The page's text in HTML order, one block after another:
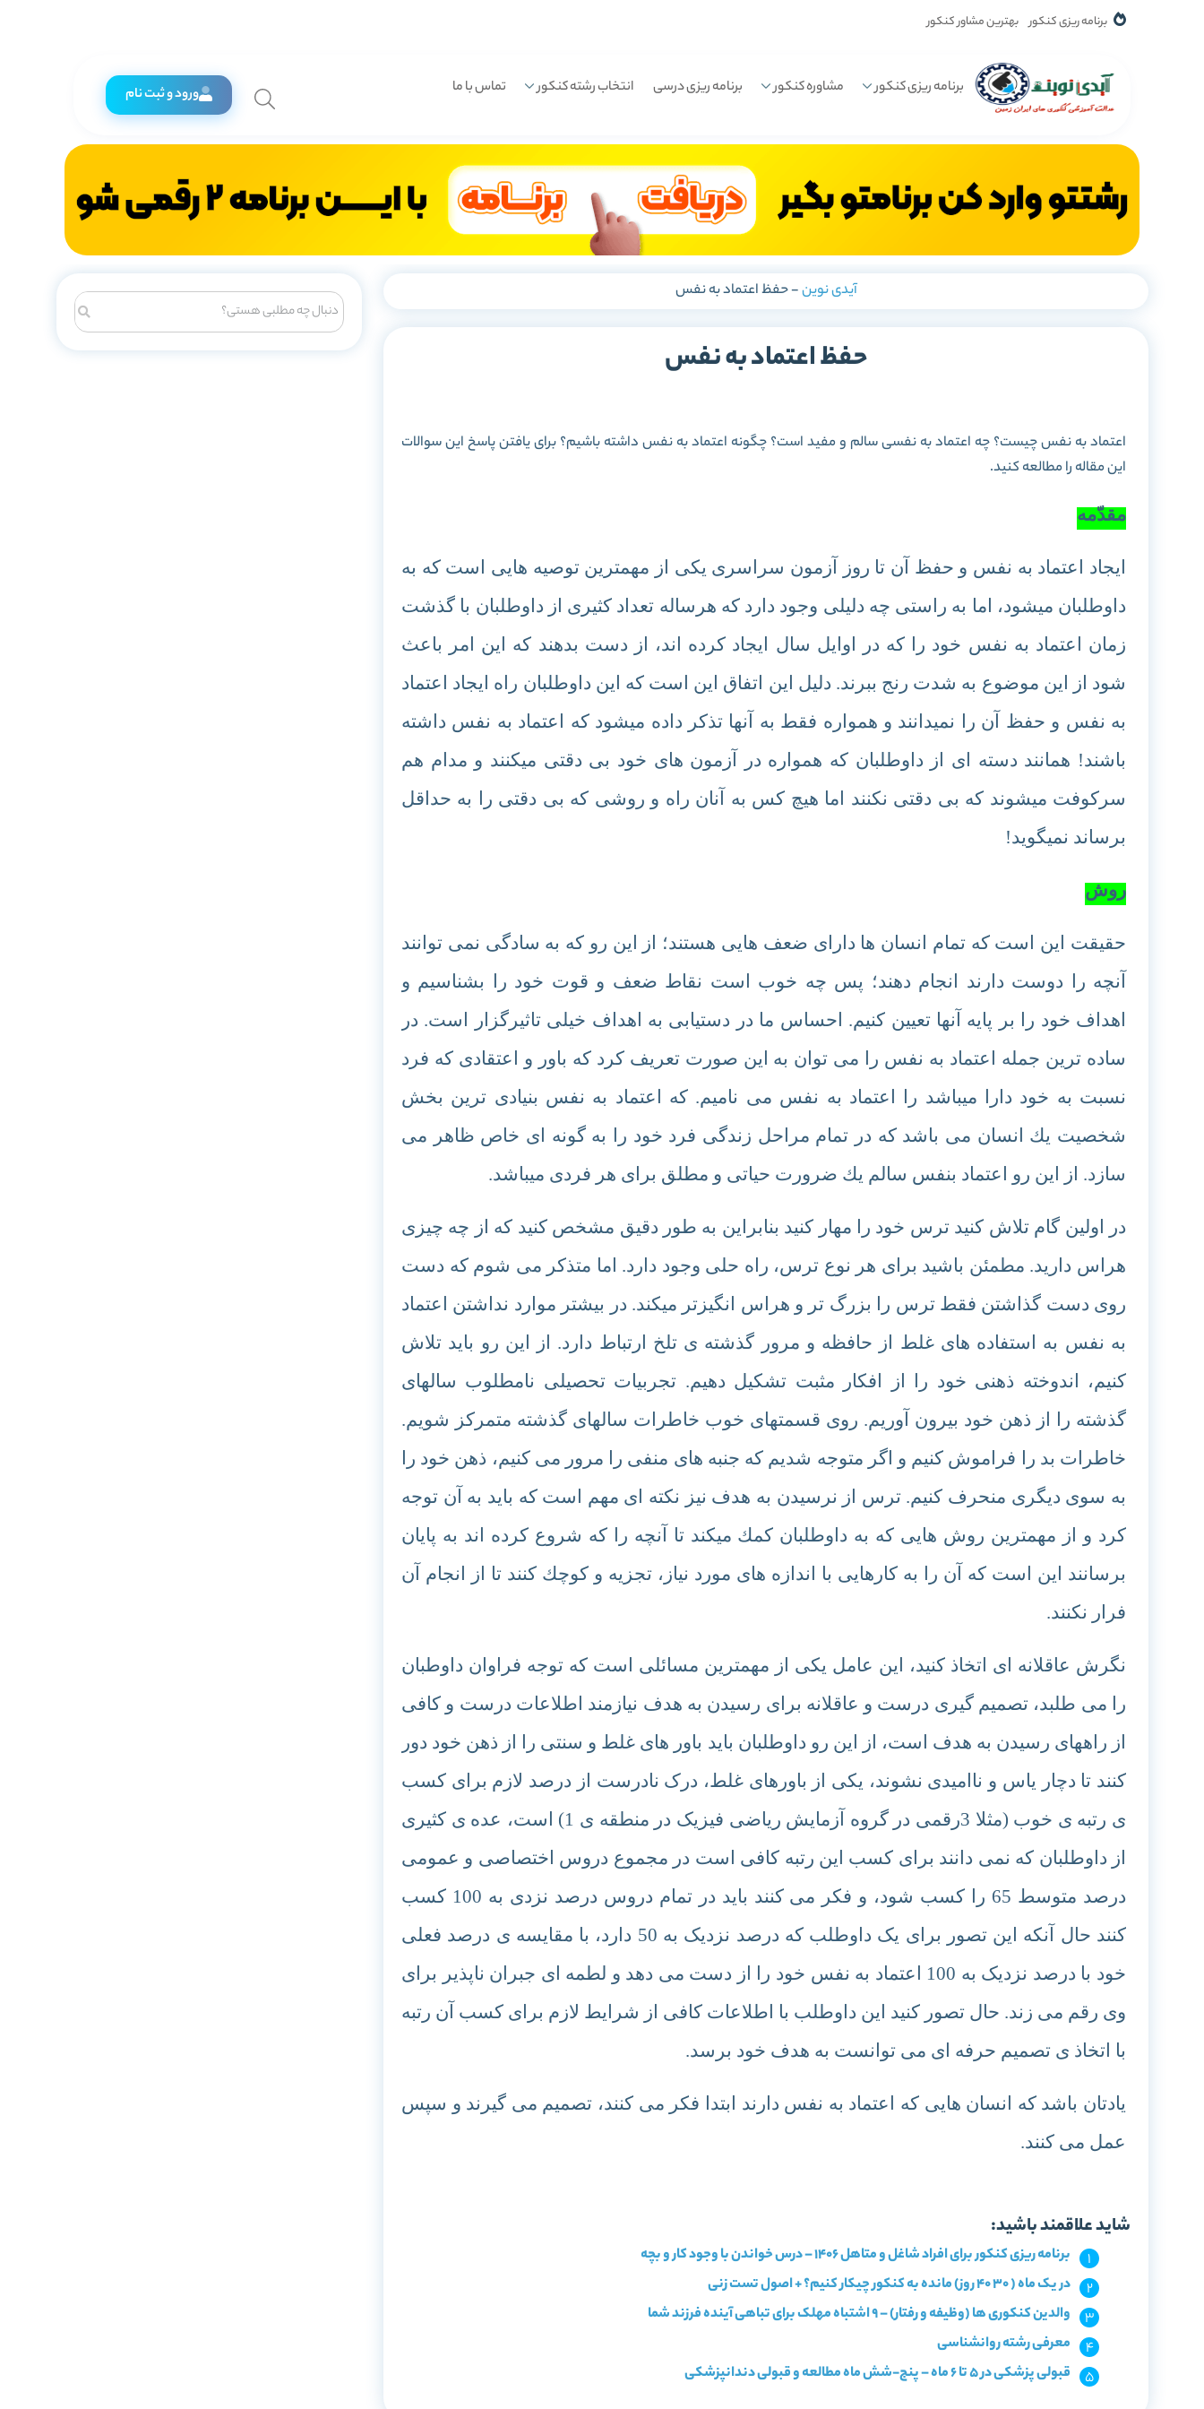
برنامه ریزی کنکور بهترین مشاور کنکور
برنامه ریزی کنکور مشاوره کنکور برنامه ریزی درسی انتخاب رشته کنکور تماس با ما ورود و ثبت نام
آیدی نوین-حفظ اعتماد به نفس
حفظ اعتماد به نفس
اعتماد به نفس چیست؟ چه اعتماد به نفسی سالم و مفید است؟ چگونه اعتماد به نفس داشته باشیم؟ برای یافتن پاسخ این سوالات
این مقاله را مطالعه کنید.
مقدّمه
ایجاد اعتماد به نفس و حفظ آن تا روز آزمون سراسری یکی از مهمترین توصیه هایی است که به
داوطلبان میشود، اما به راستی چه دلیلی وجود دارد که هرساله تعداد کثیری از داوطلبان با گذشت
زمان اعتماد به نفس خود را که در اوایل سال ایجاد کرده اند، از دست بدهند که این امر باعث
شود از این موضوع به شدت رنج ببرند. دلیل این اتفاق این است که این داوطلبان راه ایجاد اعتماد
به نفس و حفظ آن را نمیدانند و همواره فقط به آنها تذکر داده میشود که اعتماد به نفس داشته
باشند! همانند دسته ای از داوطلبان که همواره در آزمون های خود بی دقتی میکنند و مدام هم
سرکوفت میشوند که بی دقتی نکنند اما هیچ کس به آنان راه و روشی که بی دقتی را به حداقل
برساند نمیگوید!
روش
حقیقت این است که تمام انسان ها دارای ضعف هایی هستند؛ از این رو كه به سادگی نمی توانند
آنچه را دوست دارند انجام دهند؛ پس چه خوب است نقاط ضعف و قوت خود را بشناسیم و
اهداف خود را بر پایه آنها تعیین کنیم. احساس ما در دستیابی به اهداف خیلی تاثیرگزار است. در
ساده ترین جمله اعتماد به نفس را می توان به این صورت تعریف کرد که باور و اعتقادی که فرد
نسبت به خود دارا میباشد را اعتماد به نفس می نامیم. كه اعتماد به نفس بنیادی ترین بخش
شخصیت یك انسان می باشد كه در تمام مراحل زندگی فرد خود را به گونه ای خاص ظاهر می
سازد. از این رو اعتماد بنفس سالم یك ضرورت حیاتی و مطلق برای هر فردی میباشد.
در اولین گام تلاش کنید ترس خود را مهار کنید بنابراین به طور دقیق مشخص کنید که از چه چیزی
هراس دارید. مطمئن باشید برای هر نوع ترس، راه حلی وجود دارد. اما متذکر می شوم که دست
روی دست گذاشتن فقط ترس را بزرگ تر و هراس انگیزتر میکند. در بیشتر موارد نداشتن اعتماد
به نفس به استفاده های غلط از حافظه و مرور گذشته ی تلخ ارتباط دارد. از این رو باید تلاش
کنیم، اندوخته ذهنی خود را از افکار مثبت تشکیل دهیم. تجربیات تحصیلی نامطلوب سالهای
گذشته را از ذهن خود بیرون آوریم. روی قسمتهای خوب خاطرات سالهای گذشته متمرکز شویم.
خاطرات بد را فراموش کنیم و اگر متوجه شدیم که جنبه های منفی را مرور می کنیم، ذهن خود را
به سوی دیگری منحرف کنیم. ترس از نرسیدن به هدف نیز نکته ای مهم است که باید به آن توجه
کرد و از مهمترین روش هایی که به داوطلبان کمك میکند تا آنچه را که شروع کرده اند به پایان
برسانند این است که آن را به کارهایی با اندازه های مورد نیاز، تجزیه و کوچك کنند تا از انجام آن
فرار نکنند.
نگرش عاقلانه ای اتخاذ کنید، این عامل یکی از مهمترین مسائلی است که توجه فراوان داوطبان
را می طلبد، تصمیم گیری درست و عاقلانه برای رسیدن به هدف نیازمند اطلاعات درست و کافی
از راههای رسیدن به هدف است، از این رو داوطلبان باید باور های غلط و سنتی را از ذهن خود دور
کنند تا دچار یاس و ناامیدی نشوند، یکی از باورهای غلط، درک نادرست از درصد لازم برای کسب
ی رتبه ی خوب (مثلا 3رقمی در گروه آزمایش ریاضی فیزیک در منطقه ی 1) است، عده ی کثیری
از داوطلبان که نمی دانند برای کسب این رتبه کافی است در مجموع دروس اختصاصی و عمومی
درصد متوسط 65 را کسب شود، و فکر می کنند باید در تمام دروس درصد نزدی به 100 کسب
کنند حال آنکه این تصور برای یک داوطلب که درصد نزدیک به 50 دارد، با مقایسه ی درصد فعلی
خود با درصد نزدیک به 100 اعتماد به نفس خود را از دست می دهد و لطمه ای جبران ناپذیر برای
وی رقم می زند. حال تصور کنید این داوطلب با اطلاعات کافی از شرایط لازم برای کسب آن رتبه
با اتخاذ ی تصمیم حرفه ای می توانست به هدف خود برسد.
یادتان باشد که انسان هایی که اعتماد به نفس دارند ابتدا فکر می کنند، تصمیم می گیرند و سپس
عمل می کنند.
شاید علاقمند باشید:
برنامه ریزی کنکور برای افراد شاغل و متاهل 1406 – درس خواندن با وجود کار و بچه
در یک ماه ( 30 40 روز) مانده به کنکور چیکار کنیم؟ + اصول تست زنی
والدین کنکوری ها (وظیفه و رفتار) – 9 اشتباه مهلک برای تباهی آینده فرزند شما
معرفی رشته روانشناسی
قبولی پزشکی در 5 تا 6 ماه – پنج-شش ماه مطالعه و قبولی دندانپزشکی